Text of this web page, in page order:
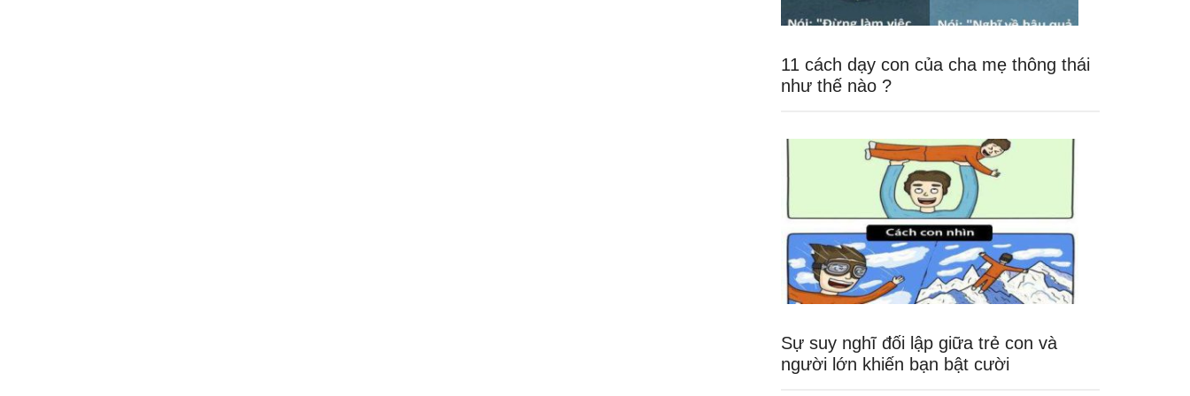
11 cách dạy con của cha mẹ thông thái
như thế nào ?
Sự suy nghĩ đối lập giữa trẻ con và
người lớn khiến bạn bật cười